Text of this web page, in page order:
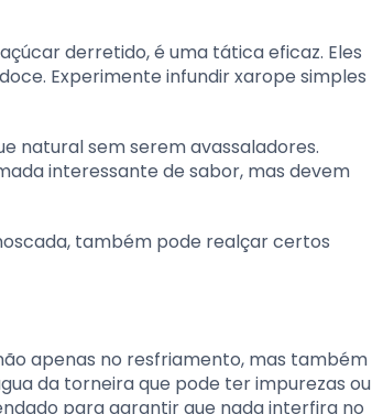
derretido, é uma tática eficaz. Eles
Experimente infundir xarope simples
natural sem serem avassaladores.
interessante de sabor, mas devem
também pode realçar certos
apenas no resfriamento, mas também
da torneira que pode ter impurezas ou
para garantir que nada interfira no